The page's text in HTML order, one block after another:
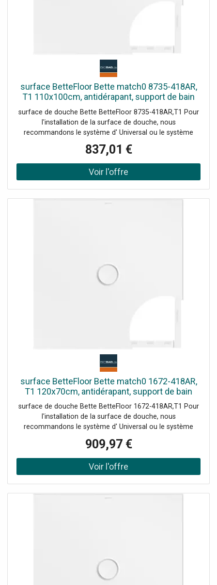
surface BetteFloor Bette match0 8735-418AR,
T1 110x100cm, antidérapant, support de bain
Mini , Blue satin
surface de douche Bette BetteFloor 8735-418AR,T1 Pour
l'installation de la surface de douche, nous
recommandons le système d' Universal ou le système
d'installation Basic Plage de réglage 67-205 mm
alternativement le système de pied Plage de réglage 80-
200 mm avec tapis anti-drones insonorisants
837,01 €
surface BetteFloor Bette match0 1672-418AR,
T1 120x70cm, antidérapant, support de bain
Mini , Blue satin
surface de douche Bette BetteFloor 1672-418AR,T1 Pour
l'installation de la surface de douche, nous
recommandons le système d' Universal ou le système
d'installation Basic Plage de réglage 67-205 mm
alternativement le système de pied Plage de réglage 80-
200 mm avec tapis anti-drones insonorisants
909,97 €